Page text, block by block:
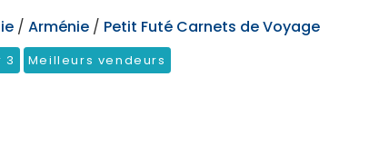
/ Arménie / Petit Futé Carnets de Voyage
3 Meilleurs vendeurs